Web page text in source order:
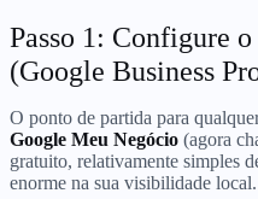
Passo 1: Configure
(Google Business
O ponto de partida para
Google Meu Negócio (agora
gratuito, relativamente simples
enorme na sua visibilidade local.